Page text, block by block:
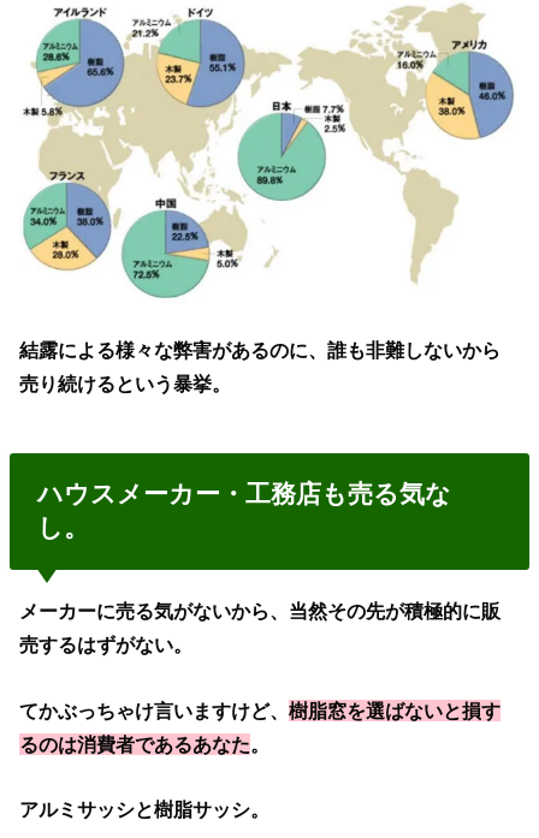
結露による様々な弊害があるのに、誰も非難しないから
売り続けるという暴挙。
ハウスメーカー・工務店も売る気な
し。
メーカーに売る気がないから、当然その先が積極的に販
売するはずがない。
てかぶっちゃけ言いますけど、樹脂窓を選ばないと損す
るのは消費者であるあなた。
アルミサッシと樹脂サッシ。